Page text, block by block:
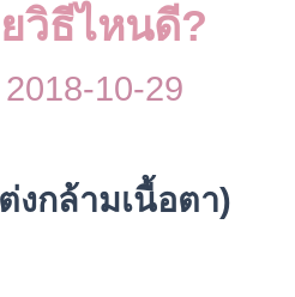
วิธีไหนดี?
2018-10-29
งกล้ามเนื้อตา)